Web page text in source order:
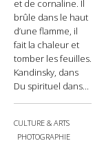
et de cornaline. Il
brûle dans le haut
d’une flamme, il
fait la chaleur et
tomber les feuilles.
Kandinsky, dans
Du spirituel dans...
CULTURE & ARTS
PHOTOGRAPHIE